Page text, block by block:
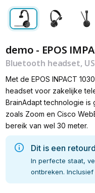
demo - EPOS
Bluetooth headset,
Met de EPOS INPACT
headset voor zakelijke
BrainAdapt technologie is
zoals Zoom en Cisco
bereik van wel 30 meter.
Dit is een
In perfecte staat,
ontbreken.